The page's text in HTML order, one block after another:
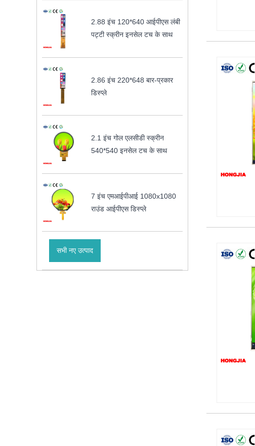
2.88 इंच 120*640 आईपीएस लंबी
पट्टी स्क्रीन इनसेल टच के साथ
2.86 इंच 220*648 बार-प्रकार
डिस्प्ले
2.1 इंच गोल एलसीडी स्क्रीन
540*540 इनसेल टच के साथ
7 इंच एमआईपीआई 1080x1080
राउंड आईपीएस डिस्प्ले
सभी नए उत्पाद